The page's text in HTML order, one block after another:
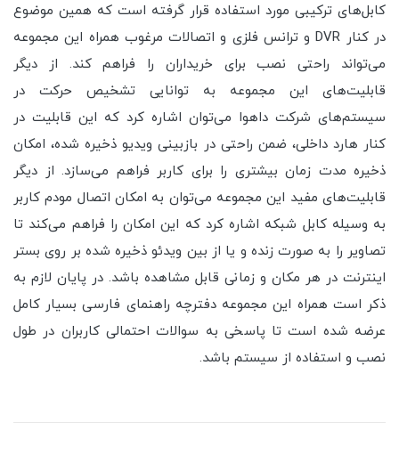
کابل‌های ترکیبی مورد استفاده قرار گرفته است که همین موضوع
در کنار DVR و ترانس فلزی و اتصالات مرغوب همراه این مجموعه
می‌تواند راحتی نصب برای خریداران را فراهم کند. از دیگر
قابلیت‌های این مجموعه به توانایی تشخیص حرکت در
سیستم‌های شرکت داهوا می‌توان اشاره کرد که این قابلیت در
کنار هارد داخلی، ضمن راحتی در بازبینی ویدیو ذخیره شده، امکان
ذخیره مدت زمان بیشتری را برای کاربر فراهم می‌سازد. از دیگر
قابلیت‌های مفید این مجموعه می‌توان به امکان اتصال مودم کاربر
به وسیله کابل شبکه اشاره کرد که این امکان را فراهم می‌کند تا
تصاویر را به صورت زنده و یا از بین ویدئو ذخیره شده بر روی بستر
اینترنت در هر مکان و زمانی قابل مشاهده باشد. در پایان لازم به
ذکر است همراه این مجموعه دفترچه راهنمای فارسی بسیار کامل
عرضه شده است تا پاسخی به سوالات احتمالی کاربران در طول
نصب و استفاده از سیستم باشد.